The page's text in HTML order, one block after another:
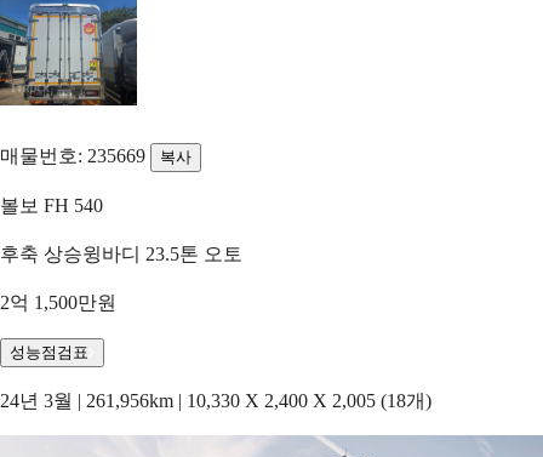
매물번호: 235669 복사
볼보 FH 540
후축 상승윙바디 23.5톤 오토
2억 1,500만원
성능점검표
24년 3월 | 261,956km | 10,330 X 2,400 X 2,005 (18개)